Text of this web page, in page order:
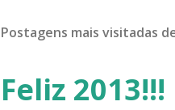
Postagens mais visitadas
Feliz 2013!!!